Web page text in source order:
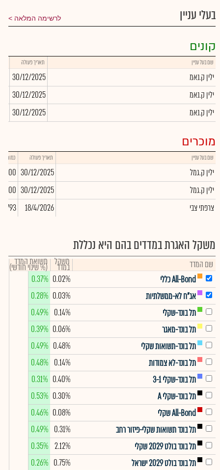
בעלי עניין לרשימה המלאה
קונים
שם בעל עניין תאריך פעולה
ילין ק.נאמ 30/12/2025
ילין ק.נאמ
30/12/2025
ילין ק.נאמ
30/12/2025
מוכרים
שם בעל עניין תאריך פעולה כמות
ילין ק.גמל 30/12/2025
-7,200
ילין ק.גמל
30/12/2025
צרפתי צבי
18/4/2026
משקל האגרת במדדים בהם היא נכללת
שם המדד משקל
במדד תשואת המדד
(% שינוי חודשי)
All-Bond כללי
0.02%
0.37%
אג"ח לא-ממשלתיות
0.03%
0.28%
תל בונד-שקלי
0.14%
0.49%
תל בונד-מאגר
0.06%
0.39%
תל בונד-תשואות שקלי
0.48%
0.49%
תל בונד-לא צמודות
0.14%
0.48%
תל בונד-שקלי 3-1
0.40%
0.31%
תל בונד-שקלי A
0.30%
0.53%
All-Bond שקלי
0.08%
0.46%
תל בונד תשואות שקלי-פיזור רחב
0.31%
0.49%
תל בונד בולט 2029 שקלי
2.12%
0.35%
תל בונד בולט 2029 ישראל
0.75%
0.26%